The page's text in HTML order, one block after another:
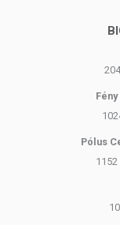
Pólus